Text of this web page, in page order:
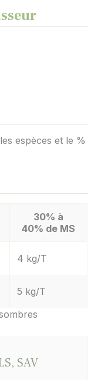
espèces et le %
30% à
40% de MS
4 kg/T
5 kg/T
SAV